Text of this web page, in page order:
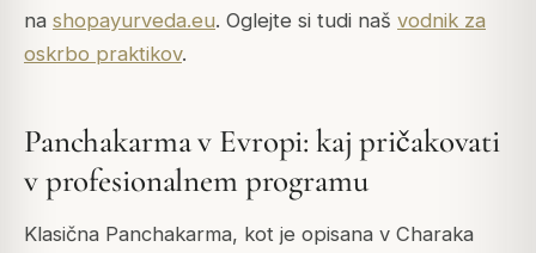
na shopayurveda.eu. Oglejte si tudi naš vodnik za
oskrbo praktikov.
Panchakarma v Evropi: kaj pričakovati
v profesionalnem programu
Klasična Panchakarma, kot je opisana v Charaka